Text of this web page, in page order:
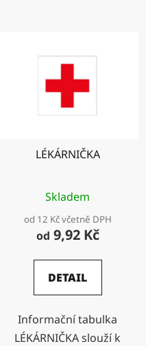
LÉKÁRNIČKA
Skladem
od 12 Kč včetně DPH
od 9,92 Kč
DETAIL
Informační tabulka
LÉKÁRNIČKA slouží k